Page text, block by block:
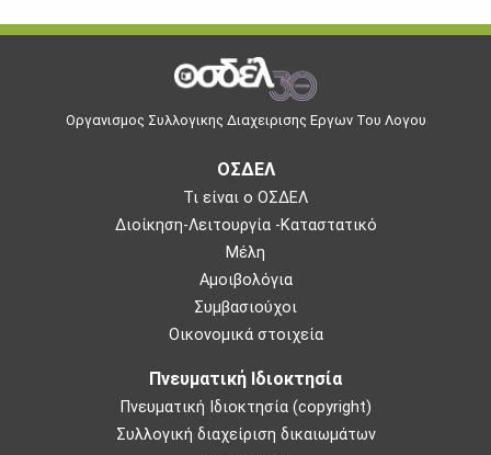
Οργανισμος Συλλογικης Διαχειρισης Εργων Του Λογου
ΟΣΔΕΛ
Τι είναι ο ΟΣΔΕΛ
Διοίκηση-Λειτουργία -Καταστατικό
Μέλη
Αμοιβολόγια
Συμβασιούχοι
Οικονομικά στοιχεία
Πνευματική Ιδιοκτησία
Πνευματική Ιδιοκτησία (copyright)
Συλλογική διαχείριση δικαιωμάτων